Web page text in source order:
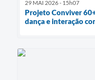
29 MAI 2026 - 15h07
Projeto Conviver
dança e interação